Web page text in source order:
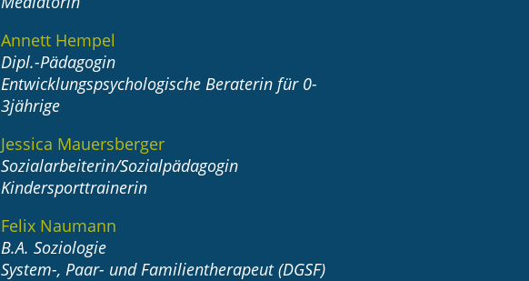
Annett Hempel
Dipl.-Pädagogin
Entwicklungspsychologische Beraterin für 0-
3jährige
Jessica Mauersberger
Sozialarbeiterin/Sozialpädagogin
Kindersporttrainerin
Felix Naumann
B.A. Soziologie
System-, Paar- und Familientherapeut (DGSF)